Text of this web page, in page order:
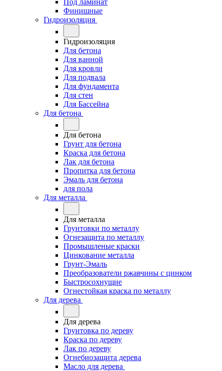
Под ламинат
Финишные
Гидроизоляция
Гидроизоляция
Для бетона
Для ванной
Для кровли
Для подвала
Для фундамента
Для стен
Для Бассейна
Для бетона
Для бетона
Грунт для бетона
Краска для бетона
Лак для бетона
Пропитка для бетона
Эмаль для бетона
для пола
Для металла
Для металла
Грунтовки по металлу
Огнезащита по металлу
Промышленые краски
Цинкование металла
Грунт-Эмаль
Преобразователи ржавчины с цинком
Быстросохнущие
Огнестойкая краска по металлу
Для дерева
Для дерева
Грунтовка по дереву
Краска по дереву
Лак по дереву
Огнебиозащита дерева
Масло для дерева